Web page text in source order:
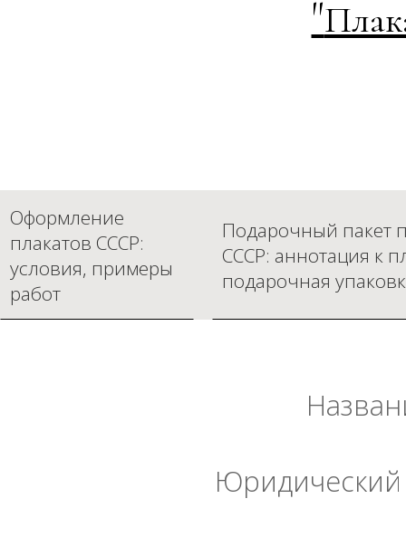
"
Оформление
плакатов СССР:
условия, примеры
работ
Подарочный пакет
СССР: аннотация к
подарочная